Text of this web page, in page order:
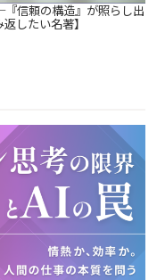
信頼の構造』が照らし出
したい名著】